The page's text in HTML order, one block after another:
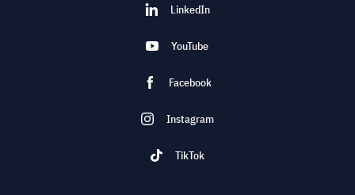
LinkedIn
YouTube
Facebook
Instagram
TikTok